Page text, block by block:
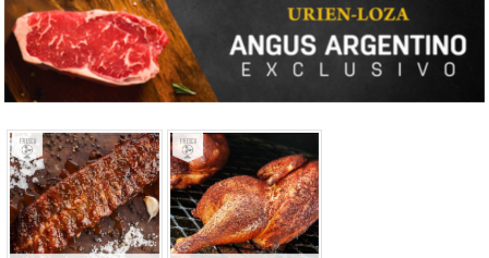
Fresco Fresco